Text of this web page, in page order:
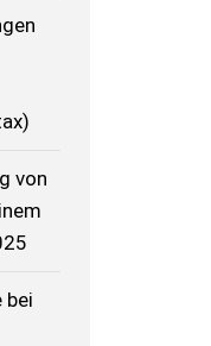
von
bei